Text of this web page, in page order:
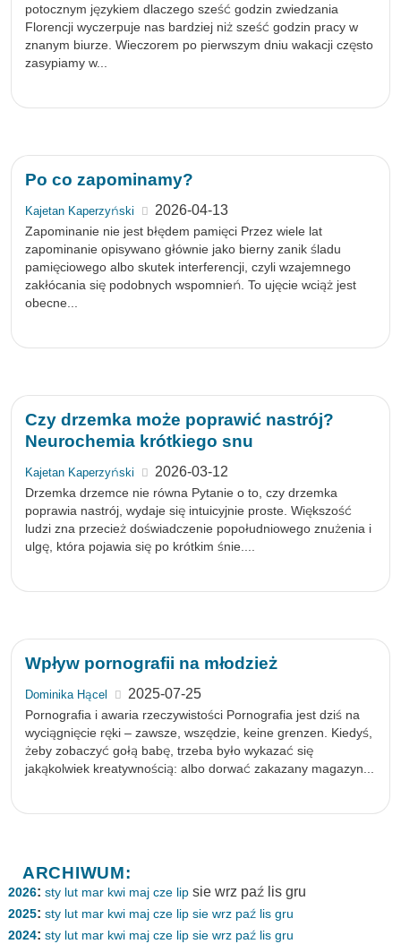
potocznym językiem dlaczego sześć godzin zwiedzania
Florencji wyczerpuje nas bardziej niż sześć godzin pracy w
znanym biurze. Wieczorem po pierwszym dniu wakacji często
zasypiamy w...
Po co zapominamy?
Kajetan Kaperzyński 2026-04-13
Zapominanie nie jest błędem pamięci Przez wiele lat
zapominanie opisywano głównie jako bierny zanik śladu
pamięciowego albo skutek interferencji, czyli wzajemnego
zakłócania się podobnych wspomnień. To ujęcie wciąż jest
obecne...
Czy drzemka może poprawić nastrój?
Neurochemia krótkiego snu
Kajetan Kaperzyński 2026-03-12
Drzemka drzemce nie równa Pytanie o to, czy drzemka
poprawia nastrój, wydaje się intuicyjnie proste. Większość
ludzi zna przecież doświadczenie popołudniowego znużenia i
ulgę, która pojawia się po krótkim śnie....
Wpływ pornografii na młodzież
Dominika Hącel 2025-07-25
Pornografia i awaria rzeczywistości Pornografia jest dziś na
wyciągnięcie ręki – zawsze, wszędzie, keine grenzen. Kiedyś,
żeby zobaczyć gołą babę, trzeba było wykazać się
jakąkolwiek kreatywnością: albo dorwać zakazany magazyn...
ARCHIWUM:
2026: sty lut mar kwi maj cze lip sie wrz paź lis gru
2025: sty lut mar kwi maj cze lip sie wrz paź lis gru
2024: sty lut mar kwi maj cze lip sie wrz paź lis gru